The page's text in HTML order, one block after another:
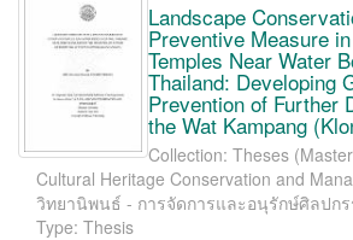
Landscape
Preventive Measure
Temples Near Water
Thailand: Developing
Prevention of Further
the Wat Kampang
Collection: Theses
Cultural Heritage Conservation and
วิทยานิพนธ์ - การจัดการและอนุรักษ์ศิลปก
Type: Thesis